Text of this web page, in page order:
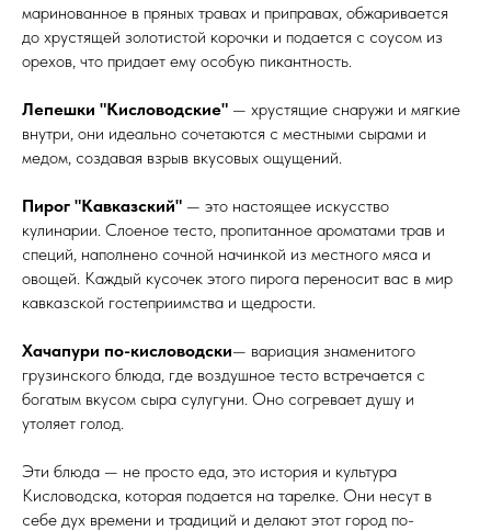
маринованное в пряных травах и приправах, обжаривается
до хрустящей золотистой корочки и подается с соусом из
орехов, что придает ему особую пикантность.
Лепешки "Кисловодские" — хрустящие снаружи и мягкие
внутри, они идеально сочетаются с местными сырами и
медом, создавая взрыв вкусовых ощущений.
Пирог "Кавказский" — это настоящее искусство
кулинарии. Слоеное тесто, пропитанное ароматами трав и
специй, наполнено сочной начинкой из местного мяса и
овощей. Каждый кусочек этого пирога переносит вас в мир
кавказской гостеприимства и щедрости.
Хачапури по-кисловодски— вариация знаменитого
грузинского блюда, где воздушное тесто встречается с
богатым вкусом сыра сулугуни. Оно согревает душу и
утоляет голод.
Эти блюда — не просто еда, это история и культура
Кисловодска, которая подается на тарелке. Они несут в
себе дух времени и традиций и делают этот город по-